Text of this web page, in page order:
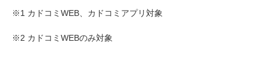
※1 カドコミWEB、カドコミアプリ対象
※2 カドコミWEBのみ対象